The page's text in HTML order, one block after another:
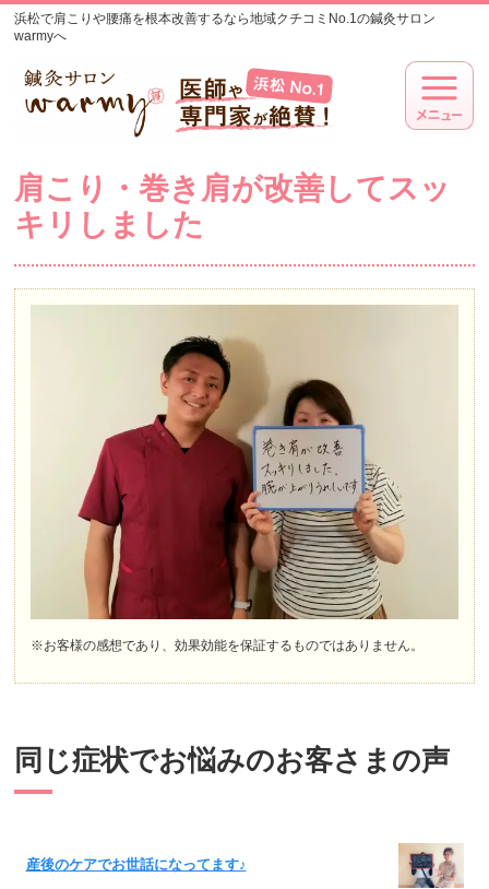
浜松で肩こりや腰痛を根本改善するなら地域クチコミNo.1の鍼灸サロン
warmyへ
肩こり・巻き肩が改善してスッ
キリしました
※お客様の感想であり、効果効能を保証するものではありません。
同じ症状でお悩みのお客さまの声
産後のケアでお世話になってます♪